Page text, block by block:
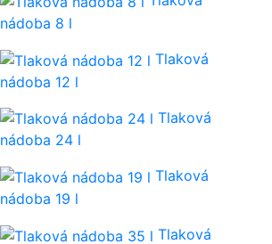
nádoba 8 l
Tlaková
nádoba 12 l
Tlaková
nádoba 24 l
Tlaková
nádoba 19 l
Tlaková